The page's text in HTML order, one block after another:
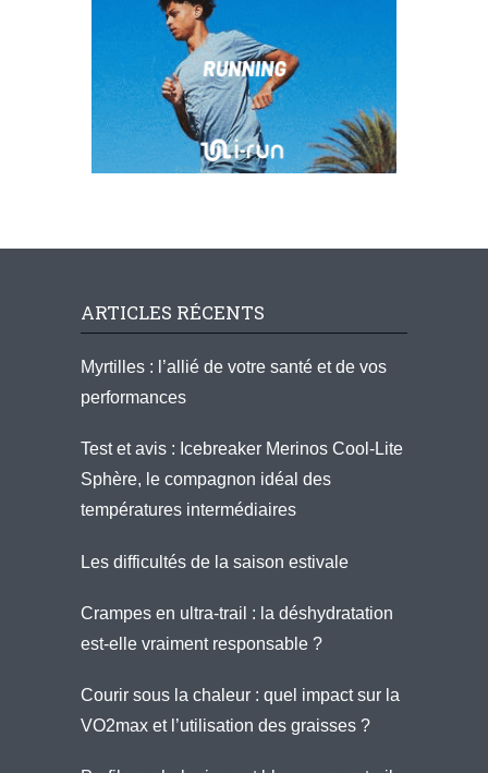
ARTICLES RÉCENTS
Myrtilles : l’allié de votre santé et de vos
performances
Test et avis : Icebreaker Merinos Cool-Lite
Sphère, le compagnon idéal des
températures intermédiaires
Les difficultés de la saison estivale
Crampes en ultra-trail : la déshydratation
est-elle vraiment responsable ?
Courir sous la chaleur : quel impact sur la
VO2max et l’utilisation des graisses ?